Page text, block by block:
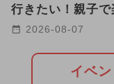
行きたい！親子で
型展示14選 入場無
2026-08-07
イベ